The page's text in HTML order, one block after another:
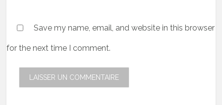
Save my name, email, and website in this browser
for the next time I comment.